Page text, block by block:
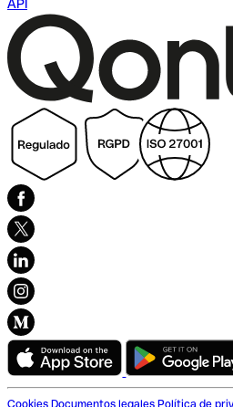
API
Cookies Documentos legales Política de